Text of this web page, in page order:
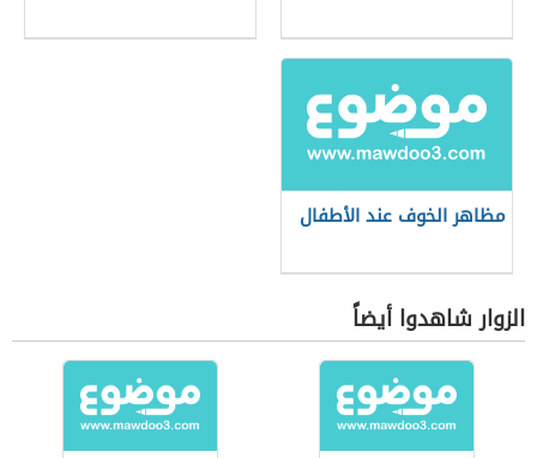
مظاهر الخوف عند الأطفال
الزوار شاهدوا أيضاً